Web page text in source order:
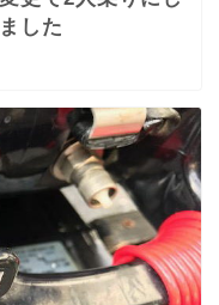
した